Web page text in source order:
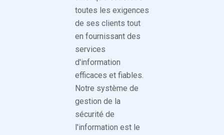
toutes les exigences
de ses clients tout
en fournissant des
services
d'information
efficaces et fiables.
Notre système de
gestion de la
sécurité de
l'information est le